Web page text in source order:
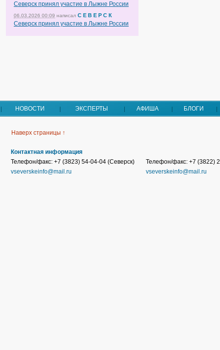
Северск принял участие в Лыжне России
06.03.2026 00:09 написал С Е В Е Р С К
Северск принял участие в Лыжне России
НОВОСТИ ЭКСПЕРТЫ АФИША БЛОГИ
Наверх страницы ↑
Контактная информация
Телефон/факс: +7 (3823) 54-04-04 (Северск)
vseverskeinfo@mail.ru
Телефон/факс: +7 (3822)
vseverskeinfo@mail.ru